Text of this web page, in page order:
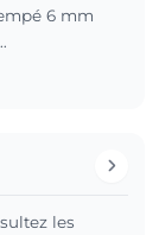
6 mm
les